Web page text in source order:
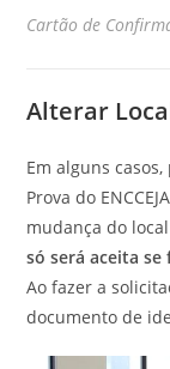
Cartão de
Alterar
Em alguns
Prova do
mudança do
só será aceita
Ao fazer a
documento de